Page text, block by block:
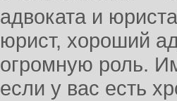
адвоката и
юрист, хороший
огромную роль.
если у вас есть